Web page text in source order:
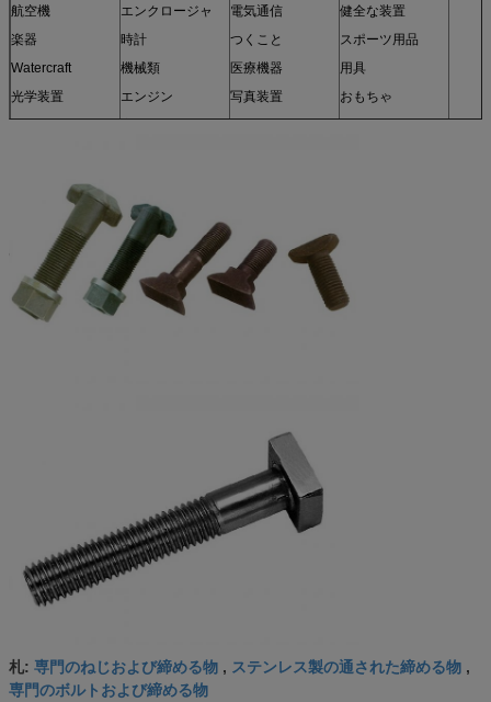
航空機
楽器
Watercraft
光学装置
センサー
エンクロージャ
時計
機械類
エンジン
家具
電気通信
つくこと
医療機器
写真装置
健全な装置
スポーツ用品
用具
おもちゃ
そして多く
札: 専門のねじおよび締める物 , ステンレス製の通された締める物 ,
専門のボルトおよび締める物